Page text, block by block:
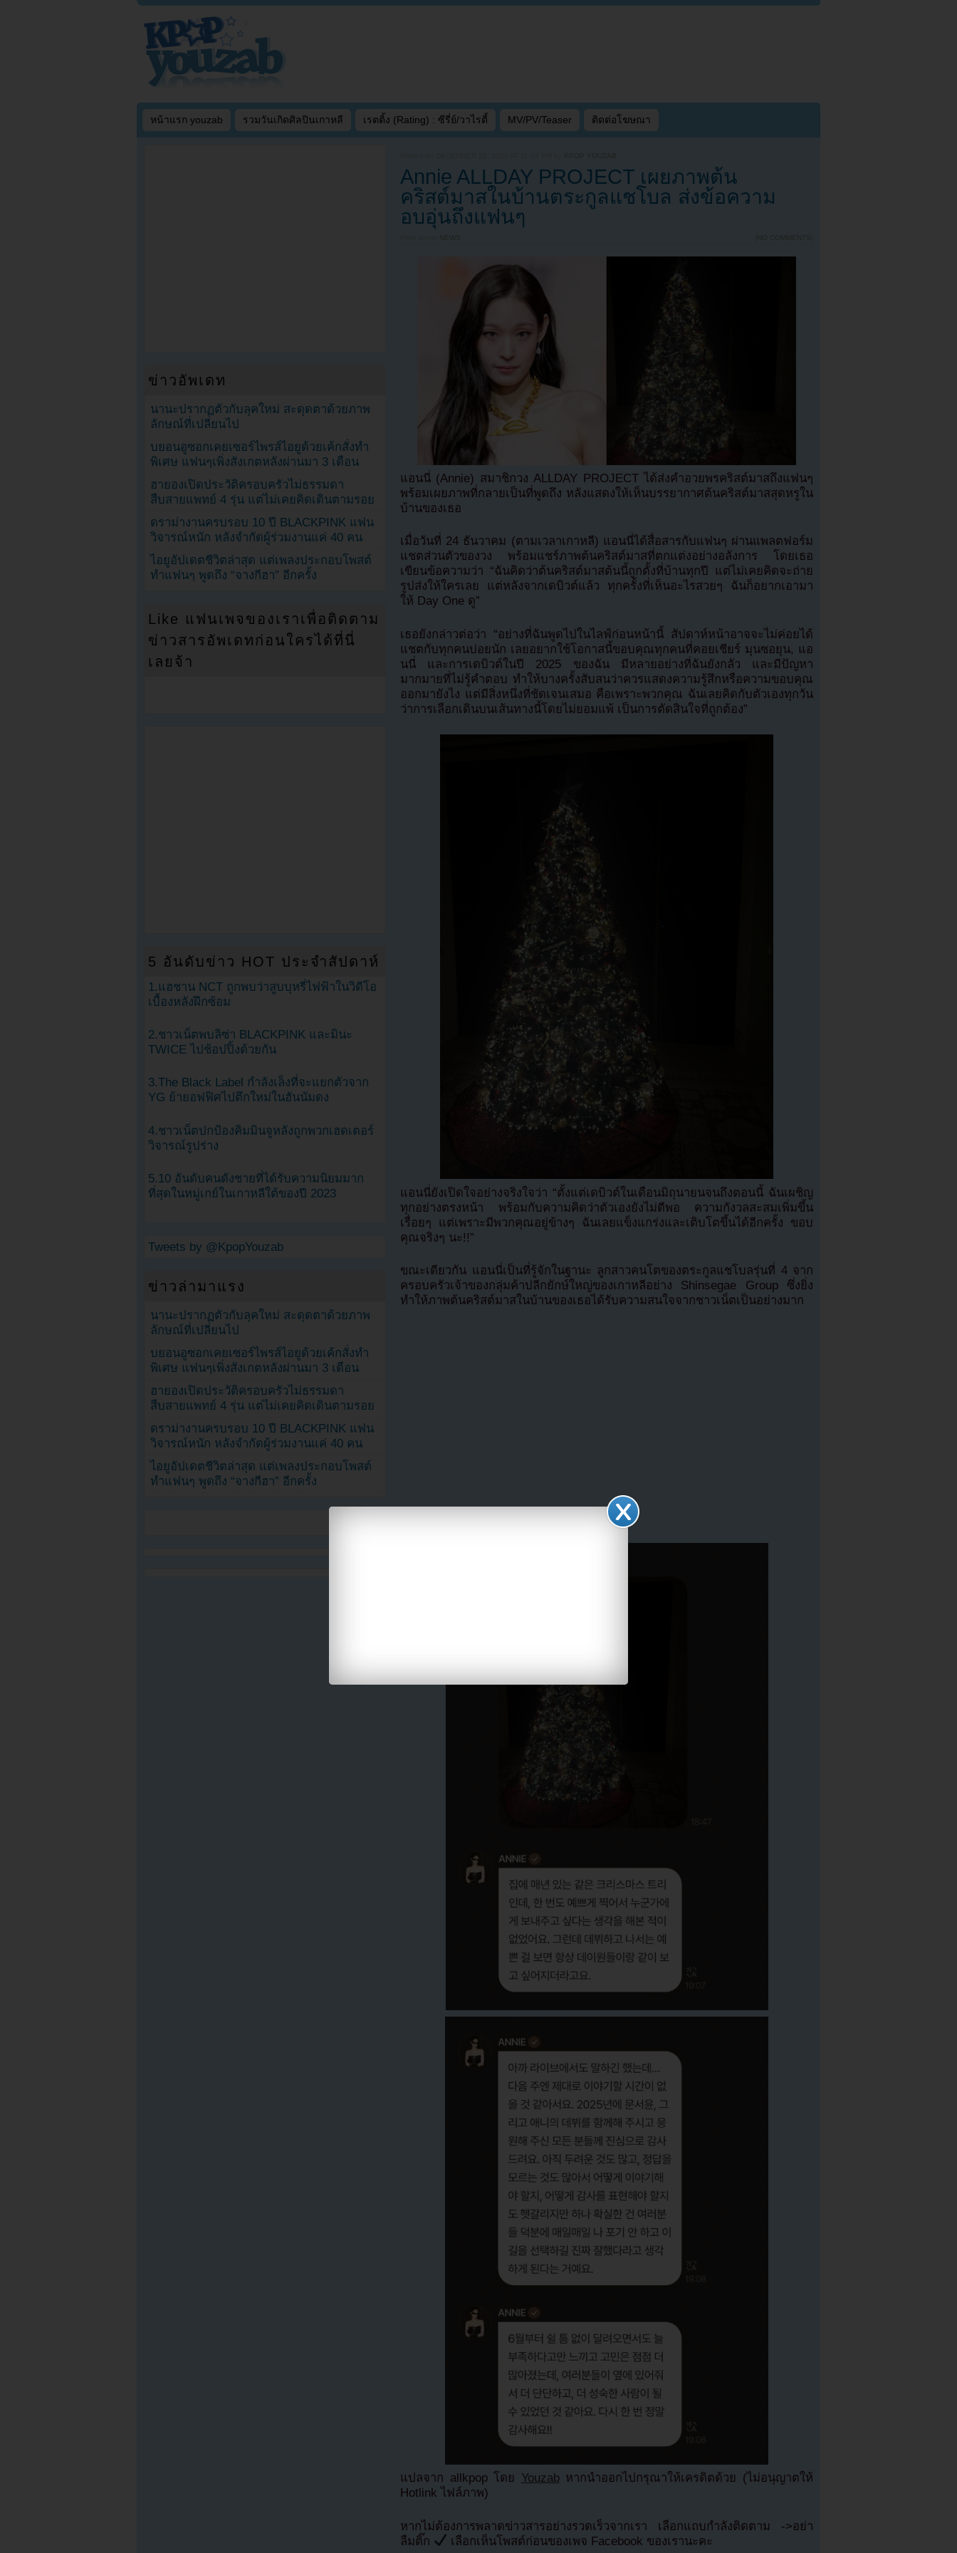
หน้าแรก youzab รวมวันเกิดศิลปินเกาหลี เรตติ้ง (Rating) : ซีรี่ย์/วาไรตี้ MV/PV/Teaser ติดต่อโฆษณา
KPOP YOUZAB
Annie ALLDAY PROJECT เผยภาพต้น
คริสต์มาสในบ้านตระกูลแชโบล ส่งข้อความ
อบอุ่นถึงแฟนๆ
NEWS NO COMMENTS
แอนนี่ (Annie) สมาชิกวง ALLDAY PROJECT ได้ส่งคำอวยพรคริสต์มาสถึงแฟนๆ
พร้อมเผยภาพที่กลายเป็นที่พูดถึง หลังแสดงให้เห็นบรรยากาศต้นคริสต์มาสสุดหรูใน
บ้านของเธอ
เมื่อวันที่ 24 ธันวาคม (ตามเวลาเกาหลี) แอนนี่ได้สื่อสารกับแฟนๆ ผ่านแพลตฟอร์ม
แชตส่วนตัวของวง พร้อมแชร์ภาพต้นคริสต์มาสที่ตกแต่งอย่างอลังการ โดยเธอ
เขียนข้อความว่า “ฉันคิดว่าต้นคริสต์มาสต้นนี้ถูกตั้งที่บ้านทุกปี แต่ไม่เคยคิดจะถ่าย
รูปส่งให้ใครเลย แต่หลังจากเดบิวต์แล้ว ทุกครั้งที่เห็นอะไรสวยๆ ฉันก็อยากเอามา
ให้ Day One ดู”
เธอยังกล่าวต่อว่า “อย่างที่ฉันพูดไปในไลฟ์ก่อนหน้านี้ สัปดาห์หน้าอาจจะไม่ค่อยได้
แชตกับทุกคนบ่อยนัก เลยอยากใช้โอกาสนี้ขอบคุณทุกคนที่คอยเชียร์ มุนซอยุน, แอ
นนี่ และการเดบิวต์ในปี 2025 ของฉัน มีหลายอย่างที่ฉันยังกลัว และมีปัญหา
มากมายที่ไม่รู้คำตอบ ทำให้บางครั้งสับสนว่าควรแสดงความรู้สึกหรือความขอบคุณ
ออกมายังไง แต่มีสิ่งหนึ่งที่ชัดเจนเสมอ คือเพราะพวกคุณ ฉันเลยคิดกับตัวเองทุกวัน
ว่าการเลือกเดินบนเส้นทางนี้โดยไม่ยอมแพ้ เป็นการตัดสินใจที่ถูกต้อง”
แอนนี่ยังเปิดใจอย่างจริงใจว่า “ตั้งแต่เดบิวต์ในเดือนมิถุนายนจนถึงตอนนี้ ฉันเผชิญ
ทุกอย่างตรงหน้า พร้อมกับความคิดว่าตัวเองยังไม่ดีพอ ความกังวลสะสมเพิ่มขึ้น
เรื่อยๆ แต่เพราะมีพวกคุณอยู่ข้างๆ ฉันเลยแข็งแกร่งและเติบโตขึ้นได้อีกครั้ง ขอบ
คุณจริงๆ นะ!!”
ขณะเดียวกัน แอนนี่เป็นที่รู้จักในฐานะ ลูกสาวคนโตของตระกูลแชโบลรุ่นที่ 4 จาก
ครอบครัวเจ้าของกลุ่มค้าปลีกยักษ์ใหญ่ของเกาหลีอย่าง Shinsegae Group ซึ่งยิ่ง
ทำให้ภาพต้นคริสต์มาสในบ้านของเธอได้รับความสนใจจากชาวเน็ตเป็นอย่างมาก
แปลจาก allkpop โดย Youzabหากนำออกไปกรุณาให้เครดิตด้วย (ไม่อนุญาตให้
Hotlink ไฟล์ภาพ)
หากไม่ต้องการพลาดข่าวสารอย่างรวดเร็วจากเรา เลือกแถบกำลังติดตาม ->อย่า
ลืมติ๊ก
เลือกเห็นโพสต์ก่อนของเพจ Facebook ของเรานะคะ
ข่าวอัพเดท
นานะปรากฏตัวกับลุคใหม่ สะดุดตาด้วยภาพ
ลักษณ์ที่เปลี่ยนไป
บยอนอูซอกเคยเซอร์ไพรส์ไอยูด้วยเค้กสั่งทำ
พิเศษ แฟนๆเพิ่งสังเกตหลังผ่านมา 3 เดือน
ฮายองเปิดประวัติครอบครัวไม่ธรรมดา
สืบสายแพทย์ 4 รุ่น แต่ไม่เคยคิดเดินตามรอย
ดราม่างานครบรอบ 10 ปี BLACKPINK แฟน
วิจารณ์หนัก หลังจำกัดผู้ร่วมงานแค่ 40 คน
ไอยูอัปเดตชีวิตล่าสุด แต่เพลงประกอบโพสต์
ทำแฟนๆ พูดถึง “จางกีฮา” อีกครั้ง
Like แฟนเพจของเราเพื่อติดตาม
ข่าวสารอัพเดทก่อนใครได้ที่นี่
เลยจ้า
5 อันดับข่าว HOT ประจำสัปดาห์
1.แฮชาน NCT ถูกพบว่าสูบบุหรี่ไฟฟ้าในวิดีโอ
เบื้องหลังฝึกซ้อม
2.ชาวเน็ตพบลิซ่า BLACKPINK และมินะ
TWICE ไปช้อปปิ้งด้วยกัน
3.The Black Label กำลังเล็งที่จะแยกตัวจาก
YG ย้ายอฟฟิศไปตึกใหม่ในฮันนัมดง
4.ชาวเน็ตปกป้องคิมมินจูหลังถูกพวกเฮดเตอร์
วิจารณ์รูปร่าง
5.10 อันดับคนดังชายที่ได้รับความนิยมมาก
ที่สุดในหมู่เกย์ในเกาหลีใต้ของปี 2023
Tweets by @KpopYouzab
ข่าวล่ามาแรง
นานะปรากฏตัวกับลุคใหม่ สะดุดตาด้วยภาพ
ลักษณ์ที่เปลี่ยนไป
บยอนอูซอกเคยเซอร์ไพรส์ไอยูด้วยเค้กสั่งทำ
พิเศษ แฟนๆเพิ่งสังเกตหลังผ่านมา 3 เดือน
ฮายองเปิดประวัติครอบครัวไม่ธรรมดา
สืบสายแพทย์ 4 รุ่น แต่ไม่เคยคิดเดินตามรอย
ดราม่างานครบรอบ 10 ปี BLACKPINK แฟน
วิจารณ์หนัก หลังจำกัดผู้ร่วมงานแค่ 40 คน
ไอยูอัปเดตชีวิตล่าสุด แต่เพลงประกอบโพสต์
ทำแฟนๆ พูดถึง “จางกีฮา” อีกครั้ง